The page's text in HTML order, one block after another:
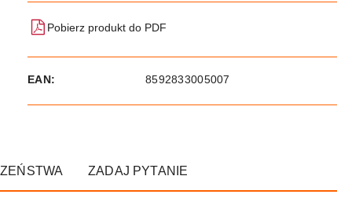
Pobierz produkt do PDF
EAN: 8592833005007
ZADAJ PYTANIE